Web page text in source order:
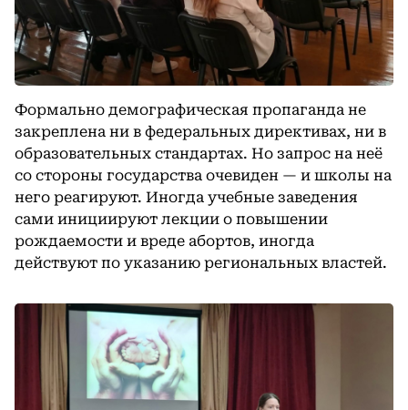
Формально демографическая пропаганда не
закреплена ни в федеральных директивах, ни в
образовательных стандартах. Но запрос на неё
со стороны государства очевиден — и школы на
него реагируют. Иногда учебные заведения
сами инициируют лекции о повышении
рождаемости и вреде абортов, иногда
действуют по указанию региональных властей.